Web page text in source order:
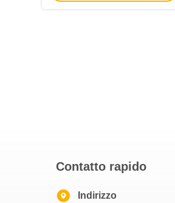
Contatto rapido
Indirizzo